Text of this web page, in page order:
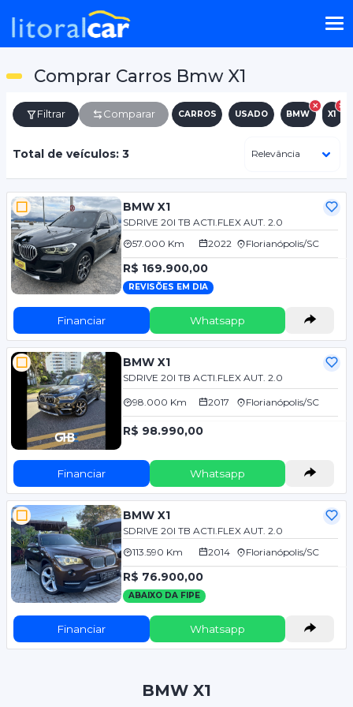
Comprar Carros Bmw X1
Filtrar Comparar CARROS USADO BMW X1
Total de veículos: 3
BMW X1
SDRIVE 20I TB ACTI.FLEX AUT. 2.0
57.000 Km
2022 Florianópolis/SC
R$ 169.900,00
REVISÕES EM DIA
Financiar Whatsapp
BMW X1
SDRIVE 20I TB ACTI.FLEX AUT. 2.0
98.000 Km 2017 Florianópolis/SC
R$ 98.990,00
Financiar Whatsapp
BMW X1
SDRIVE 20I TB ACTI.FLEX AUT. 2.0
113.590 Km
2014 Florianópolis/SC
R$ 76.900,00
ABAIXO DA FIPE
Financiar Whatsapp
BMW X1